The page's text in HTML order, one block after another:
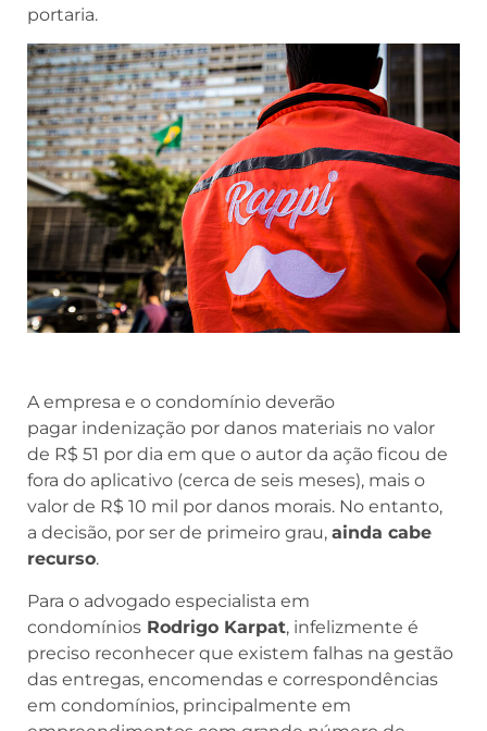
portaria.
A empresa e o condomínio deverão
pagar indenização por danos materiais no valor
de R$ 51 por dia em que o autor da ação ficou de
fora do aplicativo (cerca de seis meses), mais o
valor de R$ 10 mil por danos morais. No entanto,
a decisão, por ser de primeiro grau, ainda cabe
recurso.
Para o advogado especialista em
condomínios Rodrigo Karpat, infelizmente é
preciso reconhecer que existem falhas na gestão
das entregas, encomendas e correspondências
em condomínios, principalmente em